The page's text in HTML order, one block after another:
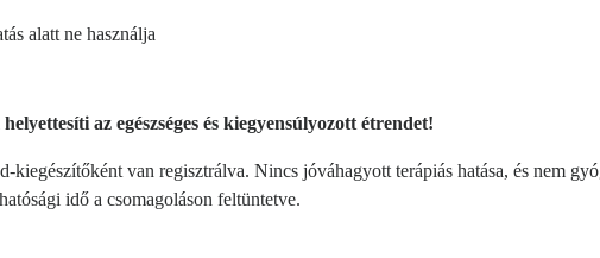
alatt ne használja
az egészséges és kiegyensúlyozott étrendet!
kiegészítőként van regisztrálva. Nincs jóváhagyott terápiás hatása, és nem
idő a csomagoláson feltüntetve.